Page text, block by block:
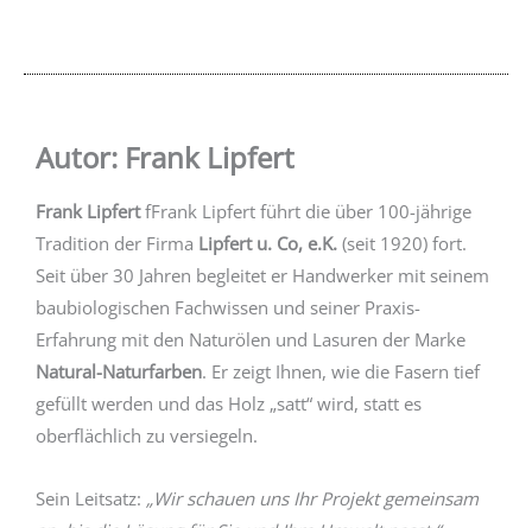
Autor: Frank Lipfert
Frank LipfertfFrank Lipfert führt die über 100-jährige
Tradition der Firma Lipfert u. Co, e.K. (seit 1920) fort.
Seit über 30 Jahren begleitet er Handwerker mit seinem
baubiologischen Fachwissen und seiner Praxis-
Erfahrung mit den Naturölen und Lasuren der Marke
Natural-Naturfarben. Er zeigt Ihnen, wie die Fasern tief
gefüllt werden und das Holz „satt“ wird, statt es
oberflächlich zu versiegeln.
Sein Leitsatz: „Wir schauen uns Ihr Projekt gemeinsam